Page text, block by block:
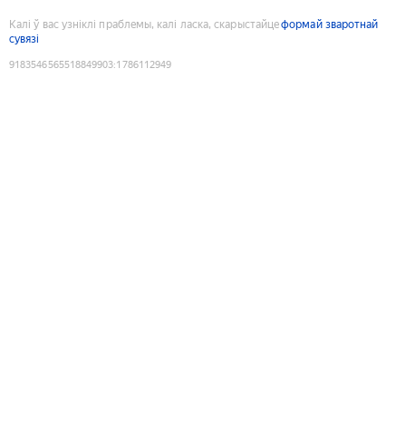
Калі ў вас узніклі праблемы, калі ласка, скарыстайцеформай зваротнай
сувязі
9183546565518849903:1786112949